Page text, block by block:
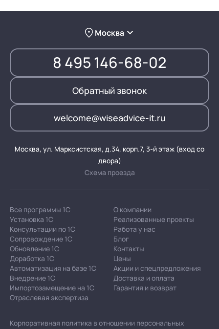
Москва
8 495 146-68-02
Обратный звонок
welcome@wiseadvice-it.ru
Москва, ул. Марксистская, д.34, корп.7, 3-й этаж (вход со
двора)
Схема проезда
Все программы 1С
Установка 1С
Консультации по 1С
Сопровождение 1С
Обновление 1С
Доработка 1С
Автоматизация на базе 1С
Внедрение 1С
Импортозамещение на 1С
Отраслевая экспертиза
О компании
Реализованные проекты
Работа у нас
Блог
Контакты
Цены
Акции и спецпредложения
Доставка и оплата
Гарантия и возврат
Корпоративная политика в отношении персональных